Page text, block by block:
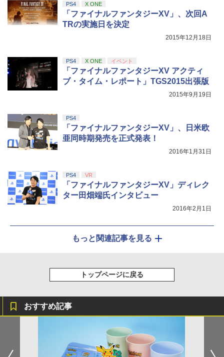
￥8,020
第三章 蛇神 (オリジナル特典:オリジナル
剣、十翼より来たる！スタジオ描き下ろ
しイラストボード付) [Blu-ray]
￥9,900
PS4 X ONE
「ファイナルファンタジーXV」、次回A
TRの実施日を決定
2015年12月18日
PS4 X ONE イベント
「ファイナルファンタジーXV アクティ
ブ・タイム・レポート」TGS2015出張版
2015年9月19日
PS4
「ファイナルファンタジーXV」、日米欧
亜同時期発売を正式発表！
2016年1月31日
PS4 VR
「ファイナルファンタジーXV」ディレク
ター田畑端氏インタビュー
2016年2月1日
もっと関連記事を見る
トップページに戻る
おすすめ記事